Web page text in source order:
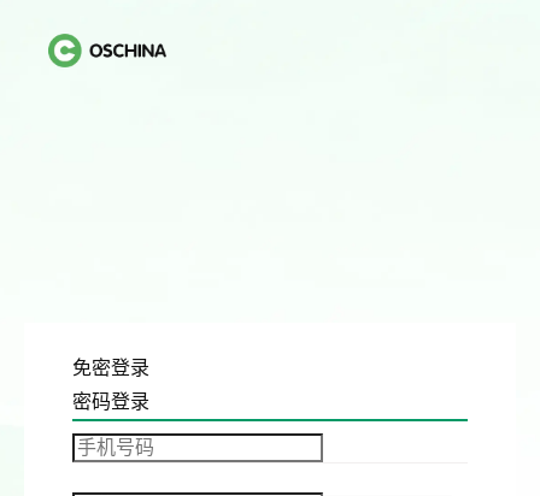
免密登录
密码登录